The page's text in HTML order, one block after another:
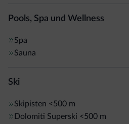
Pools, Spa und Wellness
Spa
Sauna
Ski
Skipisten <500 m
Dolomiti Superski <500 m